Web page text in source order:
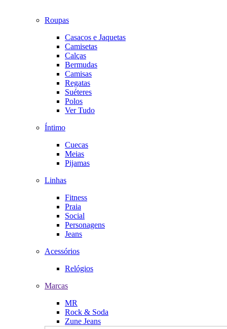
Roupas
Casacos e Jaquetas
Camisetas
Calças
Bermudas
Camisas
Regatas
Suéteres
Polos
Ver Tudo
Íntimo
Cuecas
Meias
Pijamas
Linhas
Fitness
Praia
Social
Personagens
Jeans
Acessórios
Relógios
Marcas
MR
Rock & Soda
Zune Jeans